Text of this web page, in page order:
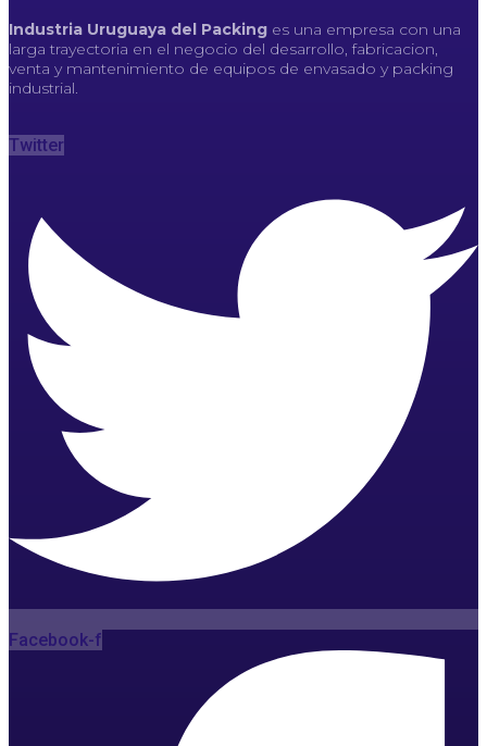
Industria Uruguaya del Packing es una empresa con una
larga trayectoria en el negocio del desarrollo, fabricacion,
venta y mantenimiento de equipos de envasado y packing
industrial.
Twitter
Facebook-f